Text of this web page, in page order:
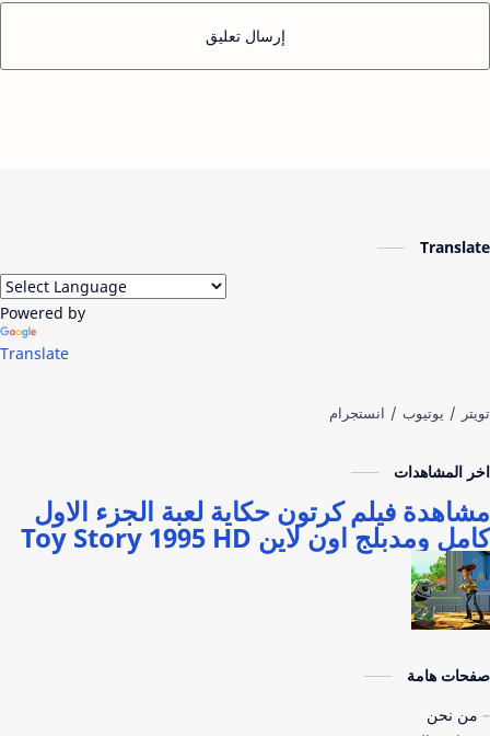
إرسال تعليق
Translate
Powered by
Translate
اخر المشاهدات
مشاهدة فيلم كرتون حكاية لعبة الجزء الاول
كامل ومدبلج اون لاين Toy Story 1995 HD
صفحات هامة
من نحن